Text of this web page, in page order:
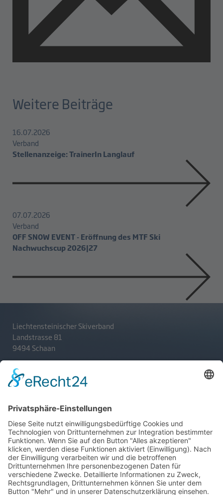
Weitere Beiträge
16.07.2026
Verband
Stellenanzeige: TrainerIn Langlauf
07.07.2026
Verband
OFF SNOW EVENT - Eröffnung des MTF Ski
Nachwuchscup 2026|27
Liechtensteinischer Skiverband
Landstrasse 81
9494 Schaan
T+423 233 36 30
admin@lsv.li
Ski Alpin
Ski Nordisch
Winter-Highlights
Aktuelles
Verband
Aktion Pro Ski
Selektionsrichtlinien
Kontakt
Impressum
Datenschutz